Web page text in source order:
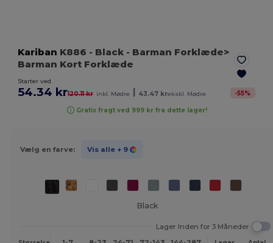
Kariban K886 - Black - Barman Forklæde>
Barman Kort Forklæde
Starter ved
54.34 kr120.11 kr inkl. Mødre 43.47 krekskl. Mødre -55%
Gratis fragt ved 999 kr fra dette lager!
Vælg en farve: Vis alle + 9
Black
Lager Inden for 3 Måneder